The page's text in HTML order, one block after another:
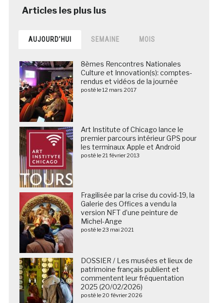
AUJOURD’HUI SEMAINE MOIS
8èmes Rencontres Nationales
Culture et Innovation(s): comptes-
rendus et vidéos de la journée
posté le 12 mars 2017
Art Institute of Chicago lance le
premier parcours intérieur GPS pour
les terminaux Apple et Android
posté le 21 février 2013
Fragilisée par la crise du covid-19, la
Galerie des Offices a vendu la
version NFT d’une peinture de
Michel-Ange
posté le 23 mai 2021
DOSSIER / Les musées et lieux de
patrimoine français publient et
commentent leur fréquentation
2025 (20/02/2026)
posté le 20 février 2026